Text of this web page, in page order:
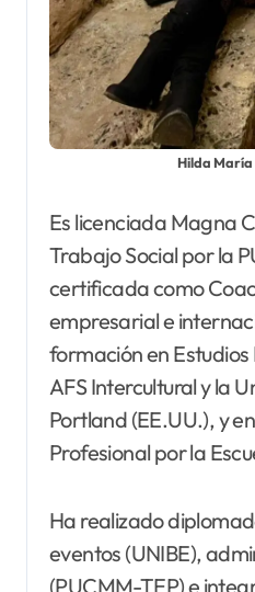
Hilda María
Es licenciada Magna
Trabajo Social por la
certificada como
empresarial e
formación en
AFS Intercultural y la
Portland (EE.UU.), y
Profesional por la
Ha realizado
eventos (UNIBE),
(PUCMM-TEP) e